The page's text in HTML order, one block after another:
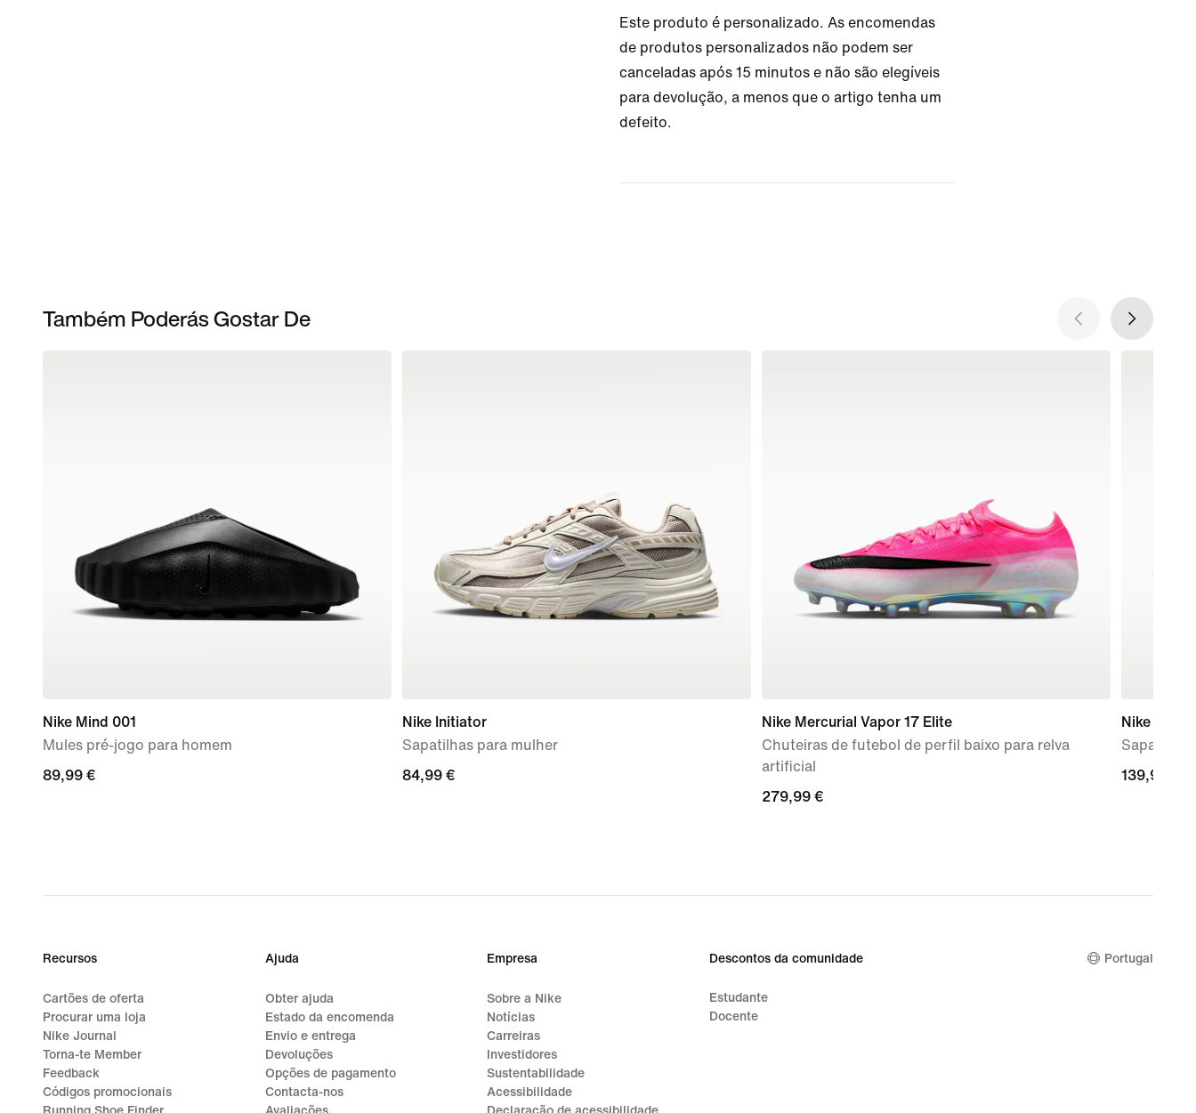
Este produto é personalizado. As encomendas
de produtos personalizados não podem ser
canceladas após 15 minutos e não são elegíveis
para devolução, a menos que o artigo tenha um
defeito.
Também Poderás Gostar De
Nike Mind 001
Mules pré-jogo para homem
89,99
89,99 €
Nike Initiator
Sapatilhas para mulher
84,99
84,99 €
Nike Mercurial Vapor 17 Elite
Chuteiras de futebol de perfil baixo para relva
artificial
279,99
279,99 €
Nike Mind
139,99
139,99 €
Recursos
Cartões de oferta
Procurar uma loja
Nike Journal
Torna-te Member
Feedback
Códigos promocionais
Running Shoe Finder
Ajuda
Obter ajuda
Estado da encomenda
Envio e entrega
Devoluções
Opções de pagamento
Contacta-nos
Avaliações
Empresa
Sobre a Nike
Notícias
Carreiras
Investidores
Sustentabilidade
Acessibilidade
Declaração de acessibilidade
Descontos da comunidade
Estudante
Docente
Portugal